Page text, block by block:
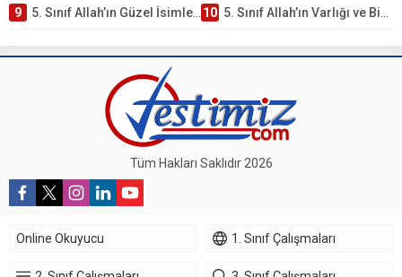
9 5. Sınıf Allah’ın Güzel İsimleri Testi – Online Çöz 10 5. Sınıf Allah’ın Varlığı ve Birliği Testi – Online Çöz
Tüm Hakları Saklıdır 2026
Online Okuyucu 1. Sınıf Çalışmaları